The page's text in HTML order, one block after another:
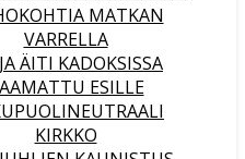
MATKAN
VARRELLA
ÄITI KADOKSISSA
ESILLE
KIRKKO